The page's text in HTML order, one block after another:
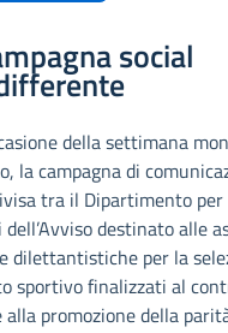
social
della settimana
la campagna di
tra il Dipartimento per
destinato alle
dilettantistiche per la
sportivo finalizzati al
promozione della